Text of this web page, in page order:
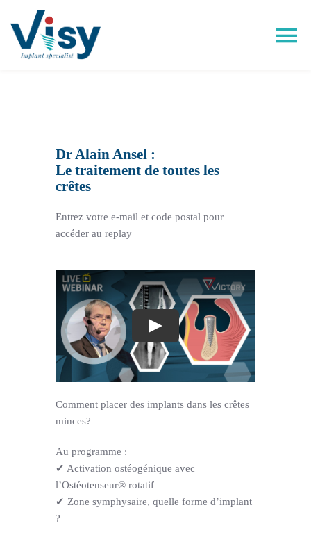
au
contenu
Visy Academy
Dr Alain Ansel :
Le traitement de toutes les
crêtes
Entrez votre e-mail et code postal pour
accéder au replay
Comment placer des implants dans les crêtes
minces?
Au programme :
✔ Activation ostéogénique avec
l’Ostéotenseur® rotatif
✔ Zone symphysaire, quelle forme d’implant
?